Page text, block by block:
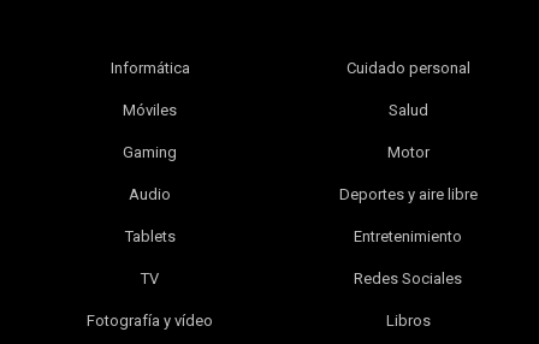
Informática
Móviles
Gaming
Audio
Tablets
TV
Fotografía y vídeo
Cuidado personal
Salud
Motor
Deportes y aire libre
Entretenimiento
Redes Sociales
Libros